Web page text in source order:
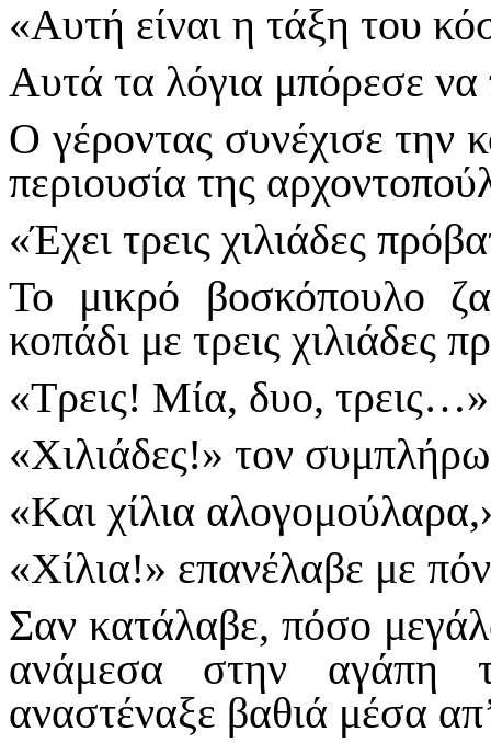
«Αυτή είναι η τάξη του
Αυτά τα λόγια μπόρεσε
Ο γέροντας συνέχισε την
περιουσία της
«Έχει τρεις χιλιάδες
Το μικρό βοσκόπουλο
κοπάδι με τρεις χιλιάδες
«Τρεις! Μία, δυο, τρεις…»
«Χιλιάδες!» τον
«Και χίλια
«Χίλια!» επανέλαβε με
Σαν κατάλαβε, πόσο
ανά­­­­μεσα στην αγάπη
αναστέναξε βαθιά μέσα